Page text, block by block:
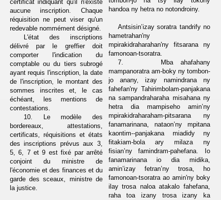
certificat indiquant qu'il n'existe
aucune inscription. Chaque
réquisition ne peut viser qu'un
redevable nommément désigné.
L'état des inscriptions
délivré par le greffier doit
comporter l'indication du
comptable ou du tiers subrogé
ayant requis l'inscription, la date
de l'inscription, le montant des
sommes inscrites et, le cas
échéant, les mentions de
contestations.
10. Le modèle des
bordereaux, attestations,
certificats, réquisitions et états
des inscriptions prévus aux 3,
5, 6, 7 et 9 est fixé par arrêté
conjoint du ministre de
l'économie et des finances et du
garde des sceaux, ministre de
la justice.
handoa ny hetra no notondroiny.
Antsisin’izay soratra tandrify no
hametrahan'ny
mpirakidraharahan'ny fitsarana ny
famonoan-tsoratra.
7.
Mba ahafahany
mampanoratra am-boky ny tombon-
jo anany, izay namindrana ny
fahefan'ny Tahirimbolam-panjakana
na sampandraharaha misahana ny
hetra dia mampiseho amin’ny
mpirakidraharaham-pitsarana ny
fanamarinana, nataon’ny mpitana
kaontim--panjakana miadidy ny
fitakiam-bola ary milaza ny
fisian’ny famindram-pahefana. Io
fanamarinana io dia midika,
amin’izay fetran’ny trosa, ho
famonoan-tsoratra ao amin'ny boky
ilay trosa naloa atakalo fahefana,
raha toa izany trosa izany ka